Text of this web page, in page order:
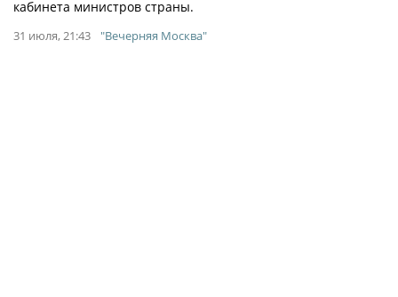
кабинета министров страны.
31 июля, 21:43 "Вечерняя Москва"